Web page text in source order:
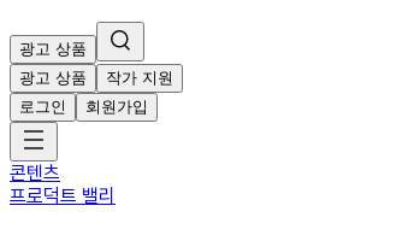
광고 상품
광고 상품
작가 지원
로그인
회원가입
콘텐츠
프로덕트 밸리